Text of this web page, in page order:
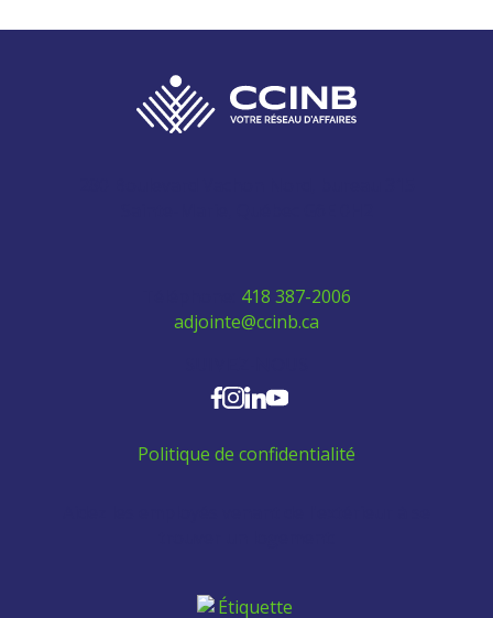
418 387-2006
adjointe@ccinb.ca
Politique de confidentialité